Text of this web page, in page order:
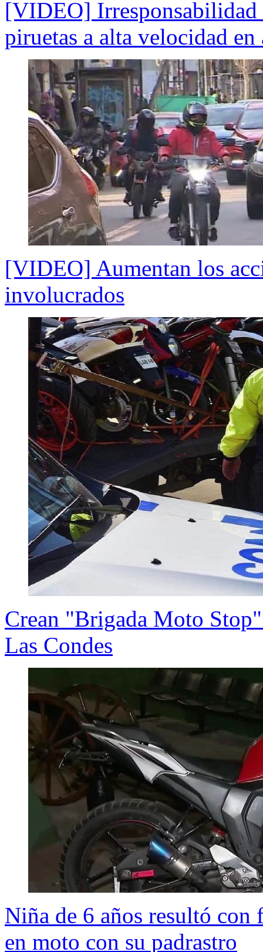
[VIDEO] Irresponsabilidad
piruetas a alta velocidad en
[VIDEO] Aumentan los
involucrados
Crean "Brigada Moto
Las Condes
Niña de 6 años resultó con
en moto con su padrastro